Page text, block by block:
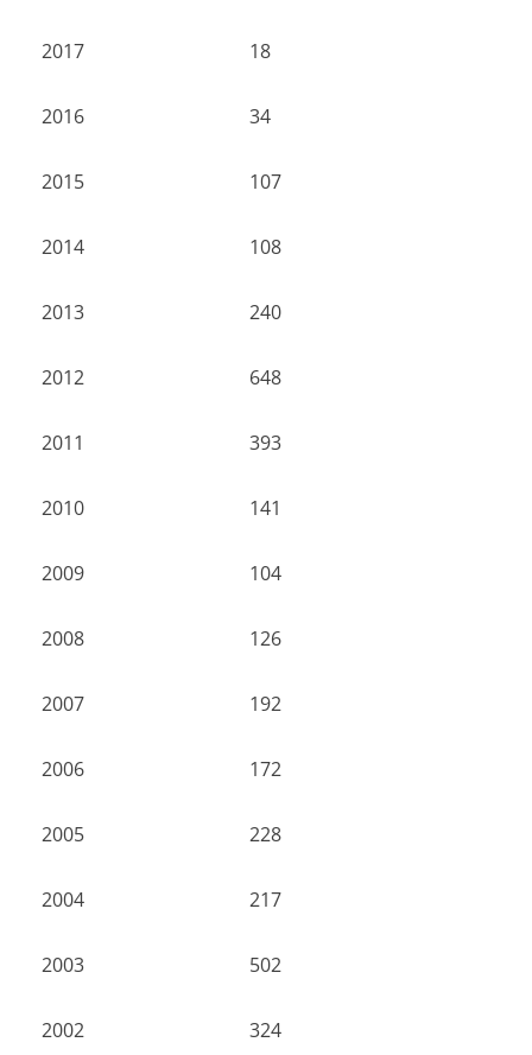
2017 18
2016 34
2015 107
2014 108
2013 240
2012 648
2011 393
2010 141
2009 104
2008 126
2007 192
2006 172
2005 228
2004 217
2003 502
2002 324